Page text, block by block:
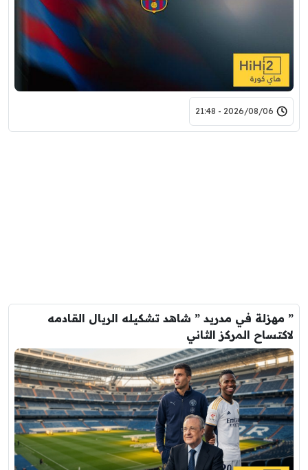
2026/08/06 - 21:48
” مهزلة في مدريد ” شاهد تشكيله الريال القادمه
لاكتساح المركز الثاني